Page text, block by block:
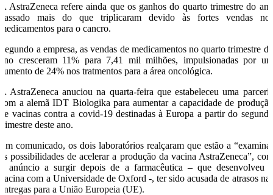
A AstraZeneca refere ainda que os ganhos do quarto trimestre do ano
passado mais do que triplicaram devido às fortes vendas nos
medicamentos para o cancro.
Segundo a empresa, as vendas de medicamentos no quarto trimestre do
ano cresceram 11% para 7,41 mil milhões, impulsionadas por um
aumento de 24% nos tratmentos para a área oncológica.
A AstraZeneca anuciou na quarta-feira que estabeleceu uma parceria
com a alemã IDT Biologika para aumentar a capacidade de produção
de vacinas contra a covid-19 destinadas à Europa a partir do segundo
trimestre deste ano.
Em comunicado, os dois laboratórios realçaram que estão a “examinar
as possibilidades de acelerar a produção da vacina AstraZeneca”, com
o anúncio a surgir depois de a farmacêutica – que desenvolveu a
vacina com a Universidade de Oxford -, ter sido acusada de atrasos nas
entregas para a União Europeia (UE).